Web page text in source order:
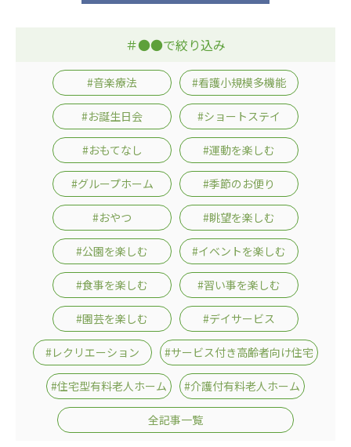
＃●●で絞り込み
#音楽療法 #看護小規模多機能
#お誕生日会 #ショートステイ
#おもてなし #運動を楽しむ
#グループホーム #季節のお便り
#おやつ #眺望を楽しむ
#公園を楽しむ #イベントを楽しむ
#食事を楽しむ #習い事を楽しむ
#園芸を楽しむ #デイサービス
#レクリエーション #サービス付き高齢者向け住宅
#住宅型有料老人ホーム #介護付有料老人ホーム
全記事一覧